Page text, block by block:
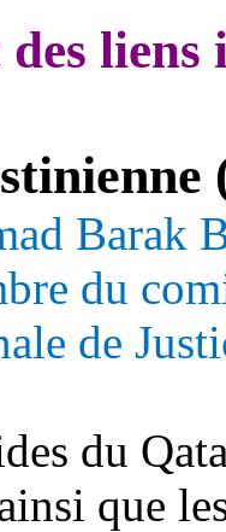
des
Barak
du
de
du
que